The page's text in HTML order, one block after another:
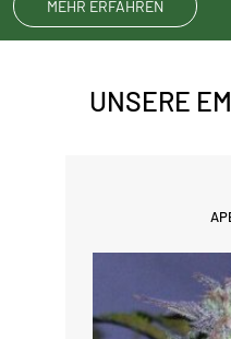
MEHR ERFAHREN
UNSERE